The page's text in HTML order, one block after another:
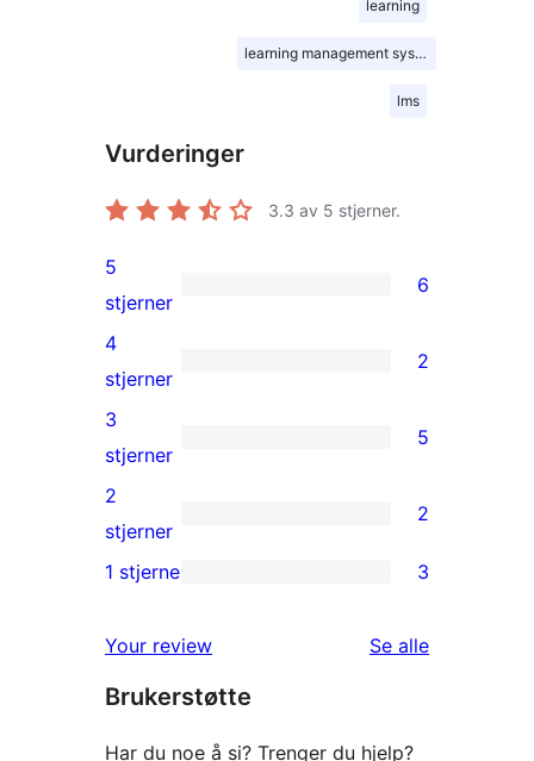
learning
learning management system
lms
Vurderinger
3.3 av 5 stjerner.
6
5-
star
reviews
5
stjerner
6
2
4-
star
reviews
4
stjerner
2
5
3-
star
reviews
3
stjerner
5
2
2-
reviews
2
stjerner
2
star
reviews
1 stjerne 3
Your review Se alleomtalene
Brukerstøtte
Har du noe å si? Trenger du hjelp?